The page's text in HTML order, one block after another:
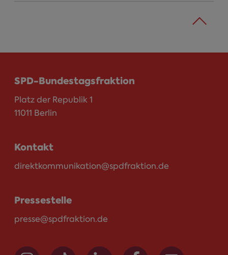
SPD-Bundestagsfraktion
Platz der Republik 1
11011 Berlin
Kontakt
direktkommunikation@spdfraktion.de
Pressestelle
presse@spdfraktion.de